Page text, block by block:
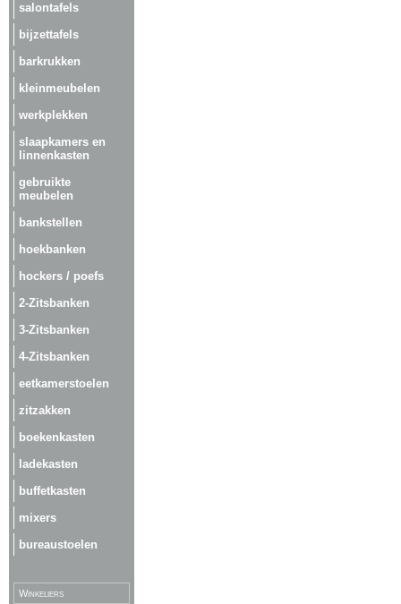
salontafels
bijzettafels
barkrukken
kleinmeubelen
werkplekken
slaapkamers en
linnenkasten
gebruikte
meubelen
bankstellen
hoekbanken
hockers / poefs
2-Zitsbanken
3-Zitsbanken
4-Zitsbanken
eetkamerstoelen
zitzakken
boekenkasten
ladekasten
buffetkasten
mixers
bureaustoelen
Winkeliers